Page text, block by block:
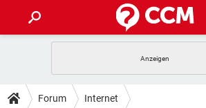
ANDROID
TIPPS & TRICKS
Forum Internet